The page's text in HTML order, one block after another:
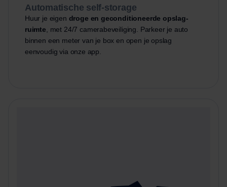
Automatische self-storage
Huur je eigen droge en geconditioneerde opslag-
ruimte , met 24/7 camerabeveiliging. Parkeer je auto
binnen een meter van je box en open je opslag
eenvoudig via onze app.